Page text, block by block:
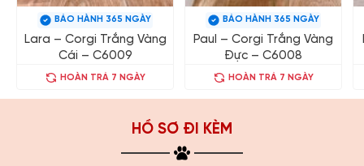
BẢO HÀNH 365 NGÀY
Lara – Corgi Trắng Vàng
Cái – C6009
HOÀN TRẢ 7 NGÀY
BẢO HÀNH 365 NGÀY
Paul – Corgi Trắng Vàng
Đực – C6008
HOÀN TRẢ 7 NGÀY
HỒ SƠ ĐI KÈM